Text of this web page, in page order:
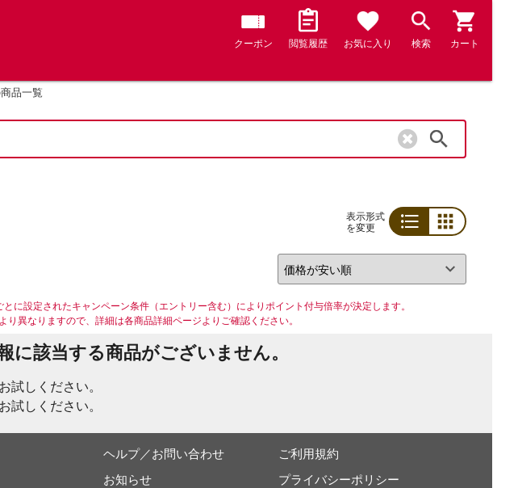
クーポン 閲覧履歴 お気に入り 検索 カート
品一覧
表示形式
を変更
に設定されたキャンペーン条件（エントリー含む）によりポイント付与倍率が決定します。
異なりますので、詳細は各商品詳細ページよりご確認ください。
に該当する商品がございません。
試しください。
試しください。
ヘルプ／お問い合わせ
お知らせ
ご利用規約
プライバシーポリシー